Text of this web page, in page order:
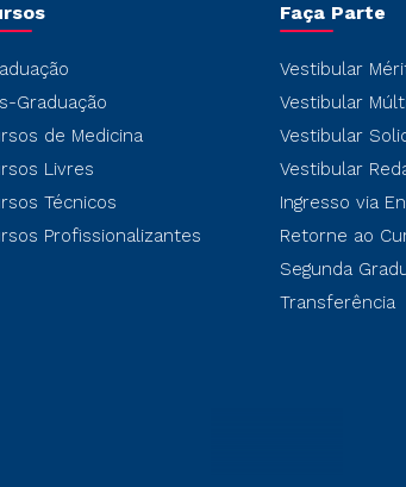
Graduação
de Medicina
Livres
Técnicos
Profissionalizantes
Faça Parte
Vestibular
Vestibular
Vestibular
Vestibular
Ingresso via
Retorne ao
Segunda
Transferência